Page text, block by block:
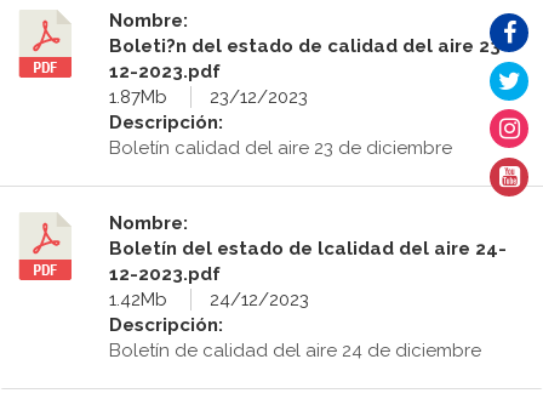
Nombre:
Boleti?n del estado de calidad del aire 23-
12-2023.pdf
1.87Mb
23/12/2023
Descripción:
Boletín calidad del aire 23 de diciembre
Nombre:
Boletín del estado de lcalidad del aire 24-
12-2023.pdf
1.42Mb
24/12/2023
Descripción:
Boletín de calidad del aire 24 de diciembre